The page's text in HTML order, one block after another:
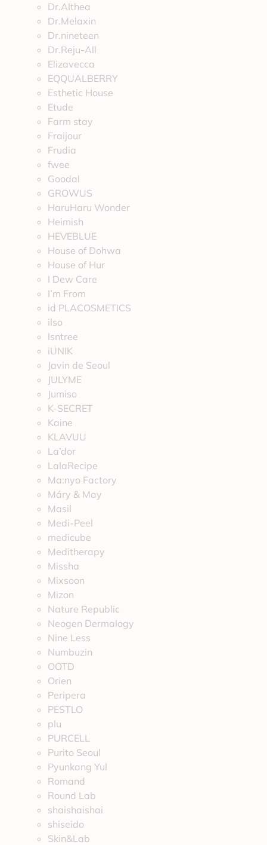
Dr.Althea
Dr.Melaxin
Dr.nineteen
Dr.Reju-All
Elizavecca
EQQUALBERRY
Esthetic House
Etude
Farm stay
Fraijour
Frudia
fwee
Goodal
GROWUS
HaruHaru Wonder
Heimish
HEVEBLUE
House of Dohwa
House of Hur
I Dew Care
I’m From
id PLACOSMETICS
ilso
Isntree
iUNIK
Javin de Seoul
JULYME
Jumiso
K-SECRET
Kaine
KLAVUU
La’dor
LalaRecipe
Ma:nyo Factory
Máry & May
Masil
Medi-Peel
medicube
Meditherapy
Missha
Mixsoon
Mizon
Nature Republic
Neogen Dermalogy
Nine Less
Numbuzin
OOTD
Orien
Peripera
PESTLO
plu
PURCELL
Purito Seoul
Pyunkang Yul
Romand
Round Lab
shaishaishai
shiseido
Skin&Lab